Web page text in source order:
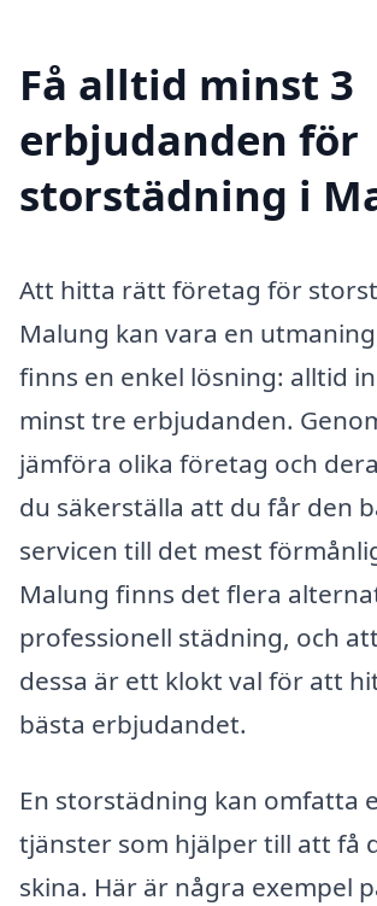
Få alltid minst 3
erbjudanden för
storstädning i
Att hitta rätt företag för
Malung kan vara en
finns en enkel lösning: alltid
minst tre erbjudanden.
jämföra olika företag och
du säkerställa att du får den
servicen till det mest
Malung finns det flera
professionell städning, och
dessa är ett klokt val för att
bästa erbjudandet.
En storstädning kan omfatta
tjänster som hjälper till att få
skina. Här är några exempel